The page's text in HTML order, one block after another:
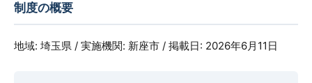
制度の概要
地域: 埼玉県 / 実施機関: 新座市 / 掲載日: 2026年6月11日